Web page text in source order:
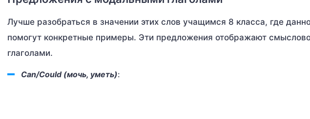
Лучше разобраться в значении этих слов учащимся 8 класса, где
помогут конкретные примеры. Эти предложения отображают
глаголами.
Can/Could (мочь, уметь):